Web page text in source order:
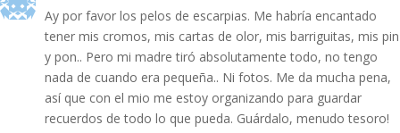
Ay por favor los pelos de escarpias. Me habría encantado
tener mis cromos, mis cartas de olor, mis barriguitas, mis pin
y pon.. Pero mi madre tiró absolutamente todo, no tengo
nada de cuando era pequeña.. Ni fotos. Me da mucha pena,
así que con el mio me estoy organizando para guardar
recuerdos de todo lo que pueda. Guárdalo, menudo tesoro!